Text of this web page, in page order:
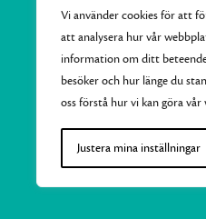
Vi använder cookies för att
att analysera hur vår
information om ditt
besöker och hur länge du
oss förstå hur vi kan göra
Justera mina inställningar
Vi samlar
månad ut 10–15 nya